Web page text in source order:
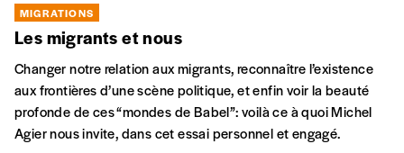
MIGRATIONS
Les migrants et nous
Changer notre relation aux migrants, reconnaître l’existence
aux frontières d’une scène politique, et enfin voir la beauté
profonde de ces “mondes de Babel”: voilà ce à quoi Michel
Agier nous invite, dans cet essai personnel et engagé.